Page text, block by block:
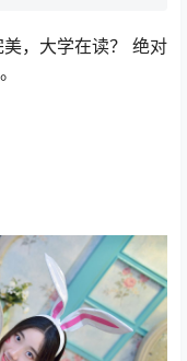
，大学在读？ 绝对